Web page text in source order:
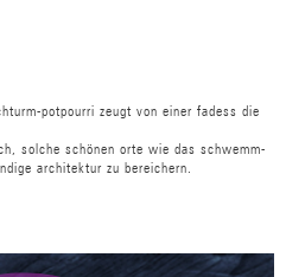
potpourri zeugt von einer fadess die
solche schönen orte wie das schwemm-
architektur zu bereichern.